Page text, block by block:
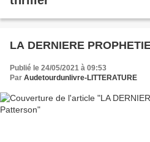
LA DERNIERE
Publié le 24/05/2021 à 09:53
Par Audetourdunlivre-LITTERATURE